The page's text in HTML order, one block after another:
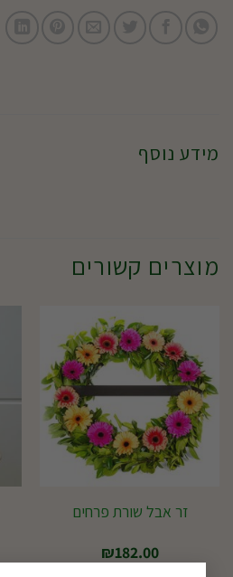
מידע נוסף
מוצרים קשורים
זר אבל שורת פרחים
₪182.00